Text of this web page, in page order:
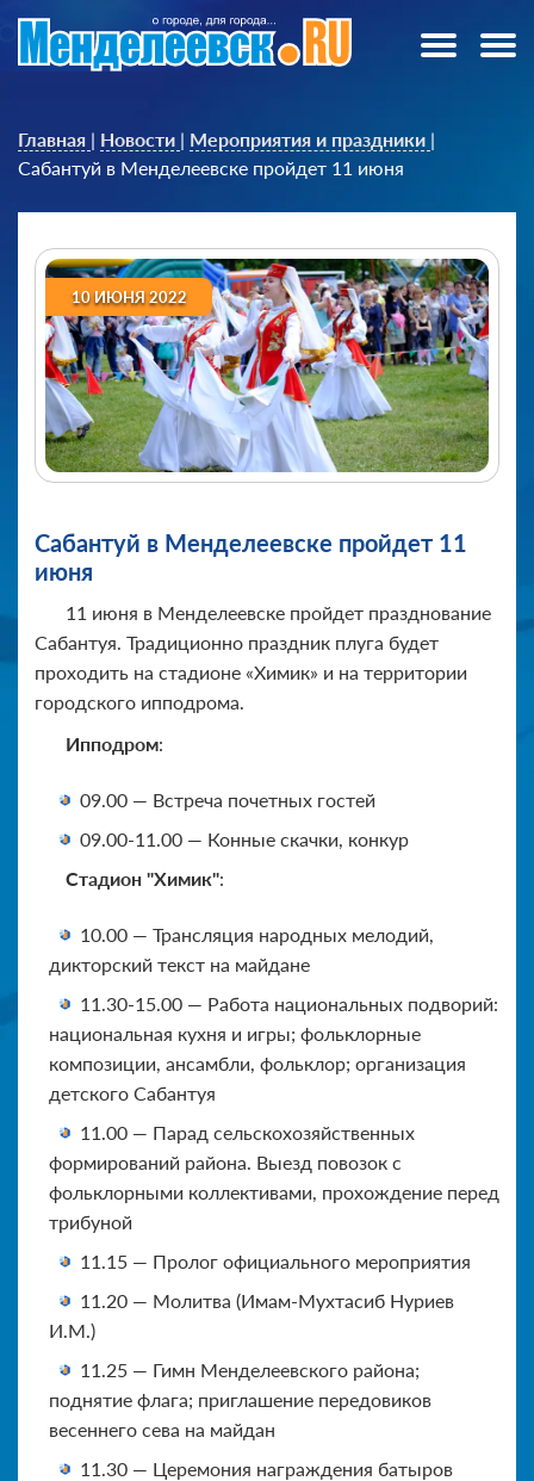
Главная | Новости | Мероприятия и праздники |
Сабантуй в Менделеевске пройдет 11 июня
10 ИЮНЯ 2022
Сабантуй в Менделеевске пройдет 11
июня
11 июня в Менделеевске пройдет празднование
Сабантуя. Традиционно праздник плуга будет
проходить на стадионе «Химик» и на территории
городского ипподрома.
Ипподром:
09.00 — Встреча почетных гостей
09.00-11.00 — Конные скачки, конкур
Стадион "Химик":
10.00 — Трансляция народных мелодий,
дикторский текст на майдане
11.30-15.00 — Работа национальных подворий:
национальная кухня и игры; фольклорные
композиции, ансамбли, фольклор; организация
детского Сабантуя
11.00 — Парад сельскохозяйственных
формирований района. Выезд повозок с
фольклорными коллективами, прохождение перед
трибуной
11.15 — Пролог официального мероприятия
11.20 — Молитва (Имам-Мухтасиб Нуриев
И.М.)
11.25 — Гимн Менделеевского района;
поднятие флага; приглашение передовиков
весеннего сева на майдан
11.30 — Церемония награждения батыров